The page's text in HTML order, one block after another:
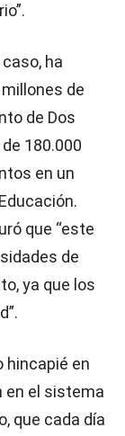
ha
de
de Dos
180.000
en un
que “este
de
ya que los
hincapié en
en el sistema
que cada día